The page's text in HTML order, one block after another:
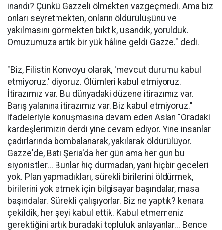
inandı? Çünkü Gazzeli ölmekten vazgeçmedi. Ama biz
onları seyretmekten, onların öldürülüşünü ve
yakılmasını görmekten bıktık, usandık, yorulduk.
Omuzumuza artık bir yük hâline geldi Gazze." dedi.
"Biz, Filistin Konvoyu olarak, 'mevcut durumu kabul
etmiyoruz.' diyoruz. Ölümleri kabul etmiyoruz.
İtirazımız var. Bu dünyadaki düzene itirazımız var.
Barış yalanına itirazımız var. Biz kabul etmiyoruz."
ifadeleriyle konuşmasına devam eden Aslan "Oradaki
kardeşlerimizin derdi yine devam ediyor. Yine insanlar
çadırlarında bombalanarak, yakılarak öldürülüyor.
Gazze'de, Batı Şeria'da her gün ama her gün bu
siyonistler... Bunlar hiç durmadan, yani hiçbir geceleri
yok. Plan yapmadıkları, sürekli birilerini öldürmek,
birilerini yok etmek için bilgisayar başındalar, masa
başındalar. Sürekli çalışıyorlar. Biz ne yaptık? kenara
çekildik, her şeyi kabul ettik. Kabul etmemeniz
gerektiğini artık buradaki topluluk anlayanlar... Bence